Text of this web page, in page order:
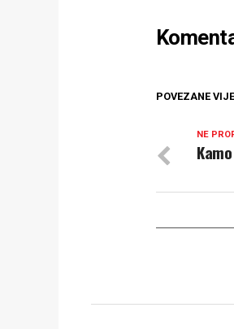
POVEZANE
NE